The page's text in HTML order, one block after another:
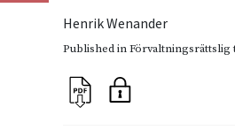
Henrik Wenander
Published inFörvaltningsrättslig